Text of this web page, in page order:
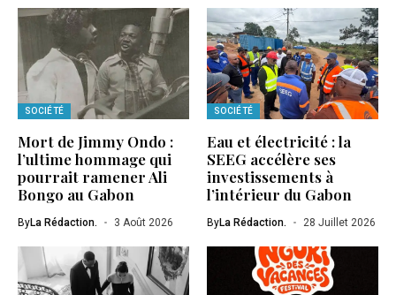
SOCIÉTÉ
Mort de Jimmy Ondo :
l’ultime hommage qui
pourrait ramener Ali
Bongo au Gabon
ByLa Rédaction. 3 Août 2026
SOCIÉTÉ
Eau et électricité : la
SEEG accélère ses
investissements à
l’intérieur du Gabon
ByLa Rédaction. 28 Juillet 2026